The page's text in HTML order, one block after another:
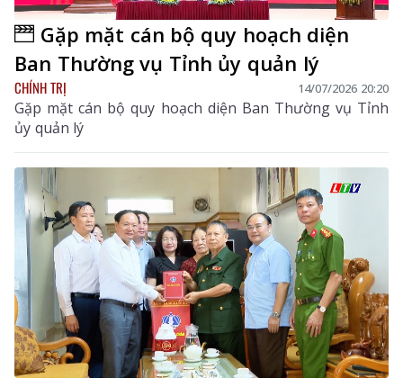
Gặp mặt cán bộ quy hoạch diện
Ban Thường vụ Tỉnh ủy quản lý
CHÍNH TRỊ 14/07/2026 20:20
Gặp mặt cán bộ quy hoạch diện Ban Thường vụ Tỉnh
ủy quản lý